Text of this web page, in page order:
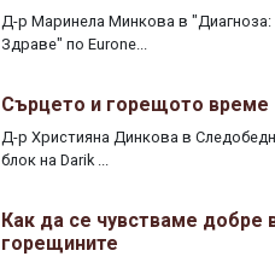
Д-р Маринела Минкова в "Диагноза:
Здраве" по Eurone...
Сърцето и горещото време
Д-р Християна Динкова в
блок на Darik ...
Как да се чувстваме добре
горещините